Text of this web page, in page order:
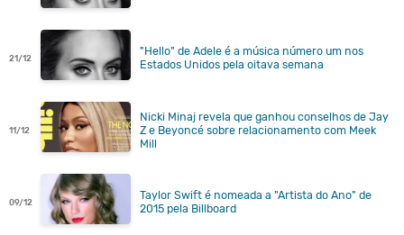
21/12
"Hello" de Adele é a música número um nos
Estados Unidos pela oitava semana
11/12
Nicki Minaj revela que ganhou conselhos de Jay
Z e Beyoncé sobre relacionamento com Meek
Mill
09/12
Taylor Swift é nomeada a "Artista do Ano" de
2015 pela Billboard